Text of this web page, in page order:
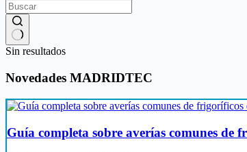
Sin resultados
Novedades MADRIDTEC
Guía completa sobre averías comunes